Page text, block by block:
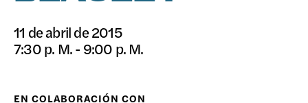
PROGRAMAS
PÚBLICOS
ARCHIVO
日本語
11 de abril de 2015
7:30 p. M. - 9:00 p. M.
EN COLABORACIÓN CON